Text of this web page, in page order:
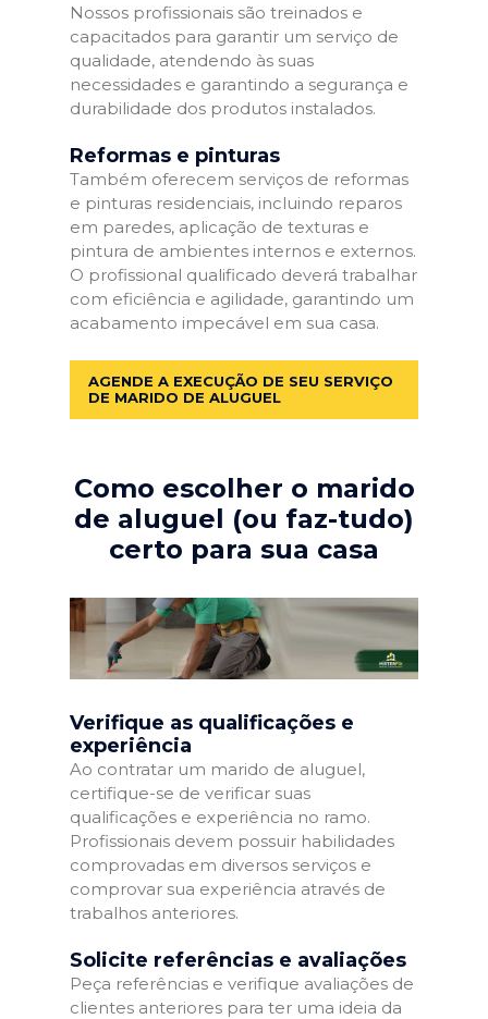
Nossos profissionais são treinados e
capacitados para garantir um serviço de
qualidade, atendendo às suas
necessidades e garantindo a segurança e
durabilidade dos produtos instalados.
Reformas e pinturas
Também oferecem serviços de reformas
e pinturas residenciais, incluindo reparos
em paredes, aplicação de texturas e
pintura de ambientes internos e externos.
O profissional qualificado deverá trabalhar
com eficiência e agilidade, garantindo um
acabamento impecável em sua casa.
AGENDE A EXECUÇÃO DE SEU SERVIÇO
DE MARIDO DE ALUGUEL
Como escolher o marido
de aluguel (ou faz-tudo)
certo para sua casa
Verifique as qualificações e
experiência
Ao contratar um marido de aluguel,
certifique-se de verificar suas
qualificações e experiência no ramo.
Profissionais devem possuir habilidades
comprovadas em diversos serviços e
comprovar sua experiência através de
trabalhos anteriores.
Solicite referências e avaliações
Peça referências e verifique avaliações de
clientes anteriores para ter uma ideia da